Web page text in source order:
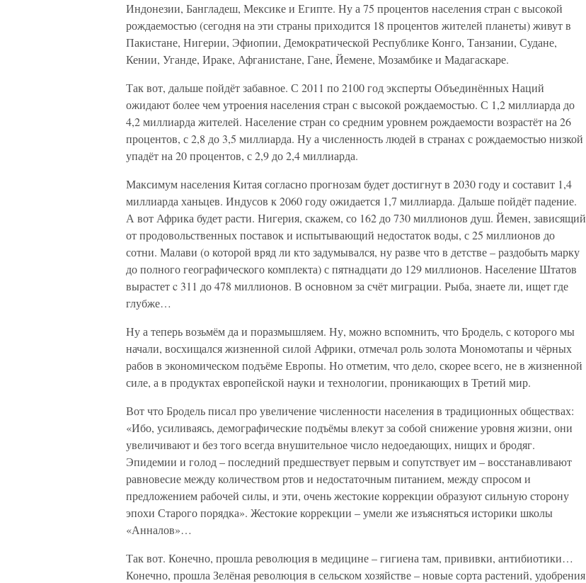
Индонезии, Бангладеш, Мексике и Египте. Ну а 75 процентов населения стран с высокой
рождаемостью (сегодня на эти страны приходится 18 процентов жителей планеты) живут в
Пакистане, Нигерии, Эфиопии, Демократической Республике Конго, Танзании, Судане,
Кении, Уганде, Ираке, Афганистане, Гане, Йемене, Мозамбике и Мадагаскаре.
Так вот, дальше пойдёт забавное. С 2011 по 2100 год эксперты Объединённых Наций
ожидают более чем утроения населения стран с высокой рождаемостью. С 1,2 миллиарда до
4,2 миллиарда жителей. Население стран со средним уровнем рождаемости возрастёт на 26
процентов, с 2,8 до 3,5 миллиарда. Ну а численность людей в странах с рождаемостью низкой
упадёт на 20 процентов, с 2,9 до 2,4 миллиарда.
Максимум населения Китая согласно прогнозам будет достигнут в 2030 году и составит 1,4
миллиарда ханьцев. Индусов к 2060 году ожидается 1,7 миллиарда. Дальше пойдёт падение.
А вот Африка будет расти. Нигерия, скажем, со 162 до 730 миллионов душ. Йемен, зависящий
от продовольственных поставок и испытывающий недостаток воды, с 25 миллионов до
сотни. Малави (о которой вряд ли кто задумывался, ну разве что в детстве – раздобыть марку
до полного географического комплекта) с пятнадцати до 129 миллионов. Население Штатов
вырастет c 311 до 478 миллионов. В основном за счёт миграции. Рыба, знаете ли, ищет где
глубже…
Ну а теперь возьмём да и поразмышляем. Ну, можно вспомнить, что Бродель, с которого мы
начали, восхищался жизненной силой Африки, отмечал роль золота Мономотапы и чёрных
рабов в экономическом подъёме Европы. Но отметим, что дело, скорее всего, не в жизненной
силе, а в продуктах европейской науки и технологии, проникающих в Третий мир.
Вот что Бродель писал про увеличение численности населения в традиционных обществах:
«Ибо, усиливаясь, демографические подъёмы влекут за собой снижение уровня жизни, они
увеличивают и без того всегда внушительное число недоедающих, нищих и бродяг.
Эпидемии и голод – последний предшествует первым и сопутствует им – восстанавливают
равновесие между количеством ртов и недостаточным питанием, между спросом и
предложением рабочей силы, и эти, очень жестокие коррекции образуют сильную сторону
эпохи Старого порядка». Жестокие коррекции – умели же изъясняться историки школы
«Анналов»…
Так вот. Конечно, прошла революция в медицине – гигиена там, прививки, антибиотики…
Конечно, прошла Зелёная революция в сельском хозяйстве – новые сорта растений, удобрения